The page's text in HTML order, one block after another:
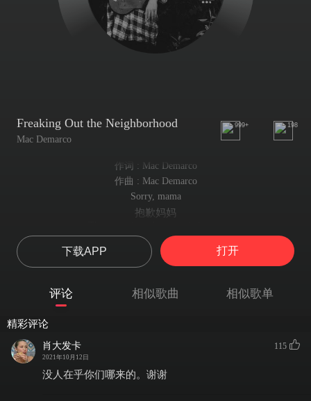
Freaking Out the Neighborhood
Mac Demarco
999+ 198
作词 : Mac Demarco
作曲 : Mac Demarco
Sorry, mama
抱歉妈妈
有时候我会忘乎所以
Please, don't worry
请不要担心
下次我回家时还是老样子
Gets up to no good
下载APP 打开
评论 相似歌曲 相似歌单
精彩评论
肖大发卡
2021年10月12日
115
没人在乎你们哪来的。谢谢